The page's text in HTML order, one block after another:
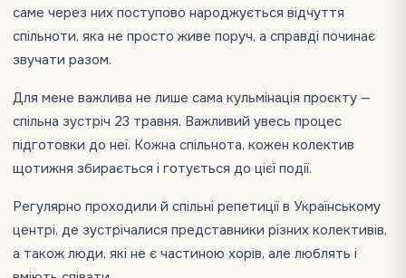
саме через них поступово народжується відчуття
спільноти, яка не просто живе поруч, а справді починає
звучати разом.
Для мене важлива не лише сама кульмінація проєкту —
спільна зустріч 23 травня. Важливий увесь процес
підготовки до неї. Кожна спільнота, кожен колектив
щотижня збирається і готується до цієї події.
Регулярно проходили й спільні репетиції в Українському
центрі, де зустрічалися представники різних колективів,
а також люди, які не є частиною хорів, але люблять і